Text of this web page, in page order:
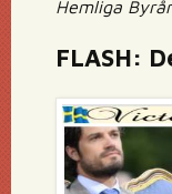
Hemliga
FLASH: